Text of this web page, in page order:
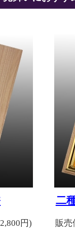
円)
二
販売